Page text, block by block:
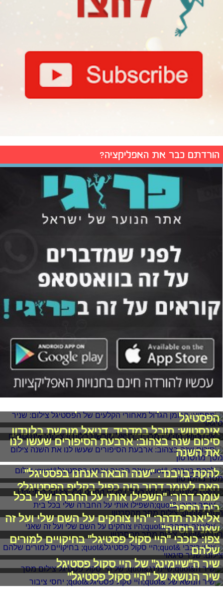
הורדתם כבר את האפליקציה?
הפסטיגל
אינסטוש: תובל במדריד, דניאל מורשת בלונדון
סיכום שנה בצהוב: ארבעת הסיפורים שעשו לנו
את השנה
להקת בויבנד: "שנה הבאה אנחנו בפסטיגל"
האם לעומר דרור היה כפיל בקליפ הפסטיגל?
עומר דרור: "השפילו אותי על החברה שלי בכל
בית הספר"
אליאנה תדהר: "היו צוחקים על השם שלי ועל זה
שאני רוסייה"
צפו: כוכבי "היי סקול פסטיגל" בחיקויים למורים
שלהם
שיר ה"שיימינג" של היי סקול פסטיגל
שיר הנושא של "היי סקול פסטיגל"